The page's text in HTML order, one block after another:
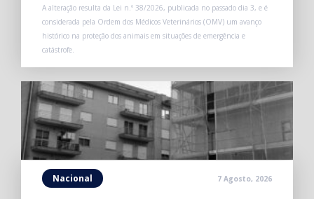
A alteração resulta da Lei n.º 38/2026, publicada no passado dia 3, e é
considerada pela Ordem dos Médicos Veterinários (OMV) um avanço
histórico na proteção dos animais em situações de emergência e
catástrofe.
Nacional 7 Agosto, 2026